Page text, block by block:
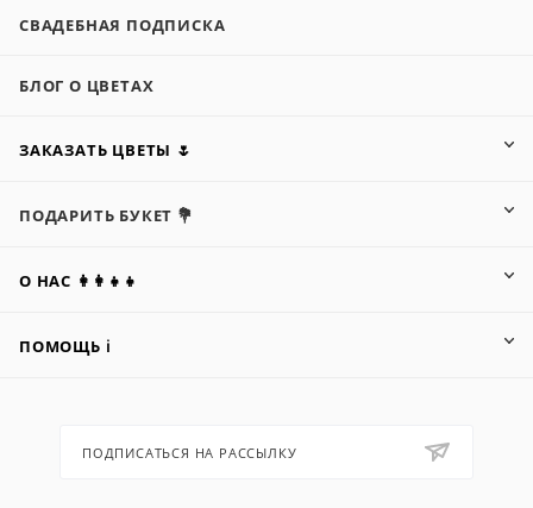
СВАДЕБНАЯ ПОДПИСКА
БЛОГ О ЦВЕТАХ
ЗАКАЗАТЬ ЦВЕТЫ 🌷
ПОДАРИТЬ БУКЕТ 💐
О НАС 👩‍👩‍👧‍👧
ПОМОЩЬ ℹ️
ПОДПИСАТЬСЯ НА РАССЫЛКУ